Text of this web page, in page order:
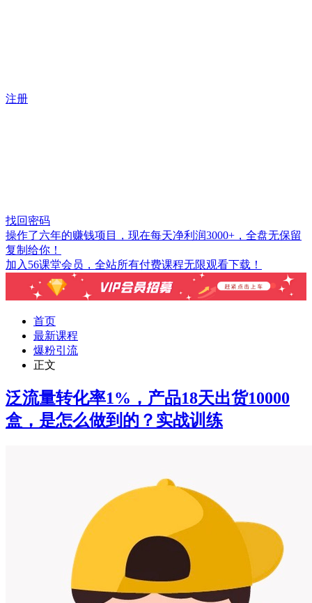
注册
找回密码
操作了六年的赚钱项目，现在每天净利润3000+，全盘无保留
复制给你！
加入56课堂会员，全站所有付费课程无限观看下载！
首页
最新课程
爆粉引流
正文
泛流量转化率1%，产品18天出货10000
盒，是怎么做到的？实战训练